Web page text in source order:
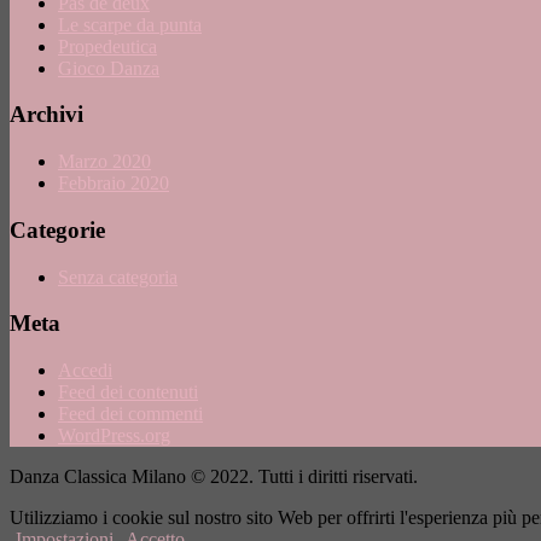
Le scarpe da punta
Propedeutica
Gioco Danza
Archivi
Marzo 2020
Febbraio 2020
Categorie
Senza categoria
Meta
Accedi
Feed dei contenuti
Feed dei commenti
WordPress.org
Danza Classica Milano © 2022. Tutti i diritti riservati.
Utilizziamo i cookie sul nostro sito Web per offrirti l'esperienza più